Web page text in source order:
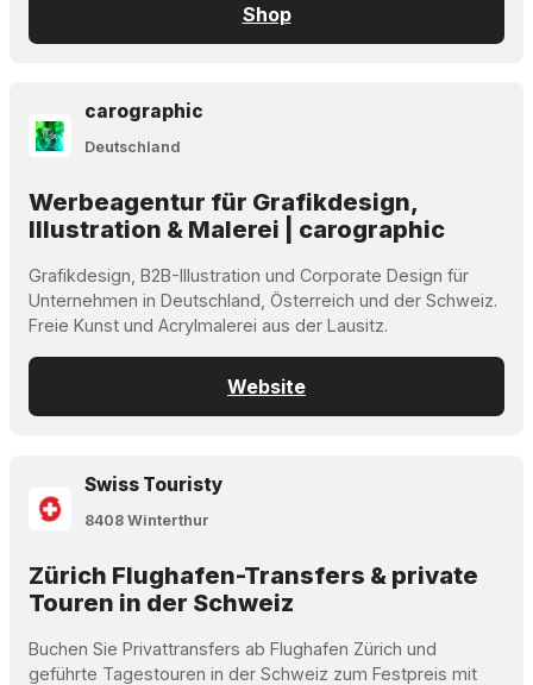
Shop
carographic
Deutschland
Werbeagentur für Grafikdesign,
Illustration & Malerei | carographic
Grafikdesign, B2B-Illustration und Corporate Design für
Unternehmen in Deutschland, Österreich und der Schweiz.
Freie Kunst und Acrylmalerei aus der Lausitz.
Website
Swiss Touristy
8408 Winterthur
Zürich Flughafen-Transfers & private
Touren in der Schweiz
Buchen Sie Privattransfers ab Flughafen Zürich und
geführte Tagestouren in der Schweiz zum Festpreis mit